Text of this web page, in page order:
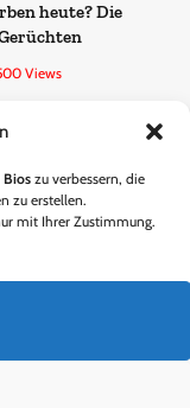
Bios zu verbessern, die
zu erstellen.
mit Ihrer Zustimmung.
heute? Die
Views
Views